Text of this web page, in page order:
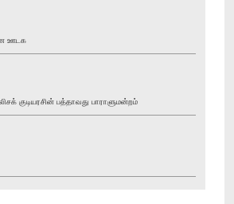
ஊடக
குடியரசின் பத்தாவது பாராளுமன்றம்